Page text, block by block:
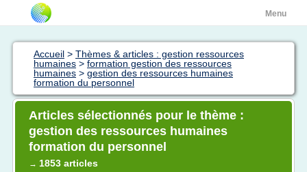
Menu
Accueil > Thèmes & articles : gestion ressources
humaines > formation gestion des ressources
humaines > gestion des ressources humaines
formation du personnel
Articles sélectionnés pour le thème :
gestion des ressources humaines
formation du personnel
→ 1853 articles